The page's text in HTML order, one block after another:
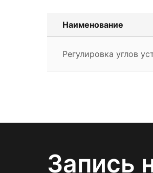
Наименование
Регулировка углов
Запись